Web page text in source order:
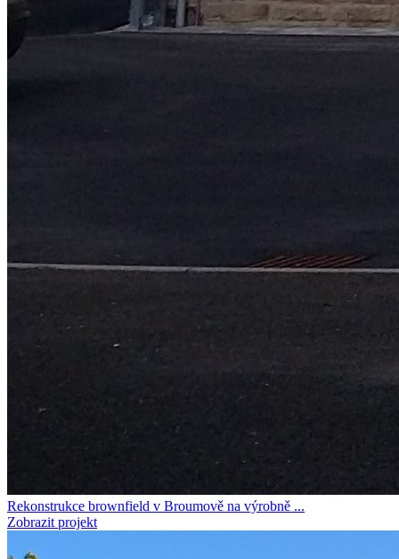
Rekonstrukce brownfield v Broumově na výrobně ...
Zobrazit projekt